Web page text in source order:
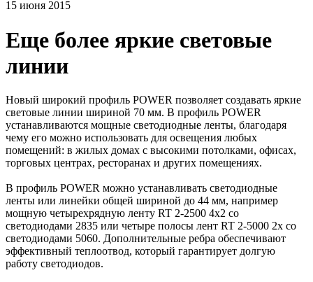
15 июня 2015
Еще более яркие световые
линии
Новый широкий профиль POWER позволяет создавать яркие
световые линии шириной 70 мм. В профиль POWER
устанавливаются мощные светодиодные ленты, благодаря
чему его можно использовать для освещения любых
помещений: в жилых домах с высокими потолками, офисах,
торговых центрах, ресторанах и других помещениях.
В профиль POWER можно устанавливать светодиодные
ленты или линейки общей шириной до 44 мм, например
мощную четырехрядную ленту RT 2-2500 4x2 со
светодиодами 2835 или четыре полосы лент RT 2-5000 2x со
светодиодами 5060. Дополнительные ребра обеспечивают
эффективный теплоотвод, который гарантирует долгую
работу светодиодов.